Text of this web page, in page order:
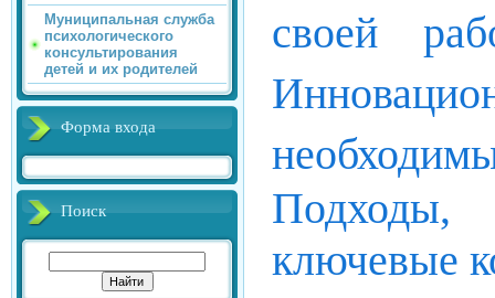
Муниципальная служба
психологического
консультирования
детей и их родителей
Форма входа
Поиск
своей
Подходы,
ключевые